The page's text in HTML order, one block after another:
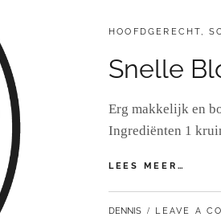
CATEGORIES:
HOOFDGERECHT,
Snelle
Erg makkelijk en
Ingrediënten 1
LEES MEER…
BY
DENNIS LEAVE A